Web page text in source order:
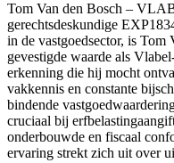
Tom Van den Bosch –
gerechtsdeskundige
in de vastgoedsector, is Tom
gevestigde waarde als
erkenning die hij mocht
vakkennis en constante
bindende
cruciaal bij
onderbouwde en fiscaal
ervaring strekt zich uit over